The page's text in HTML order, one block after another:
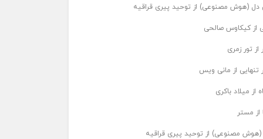
دل (هوش مصنوعی) از توحید پیری قراقیه
از کیکاوس صالحی
تور زمری
تنهایی از مانی ویس
از میلاد باکری
از مستر
(هوش مصنوعی) از توحید پیری قراقیه